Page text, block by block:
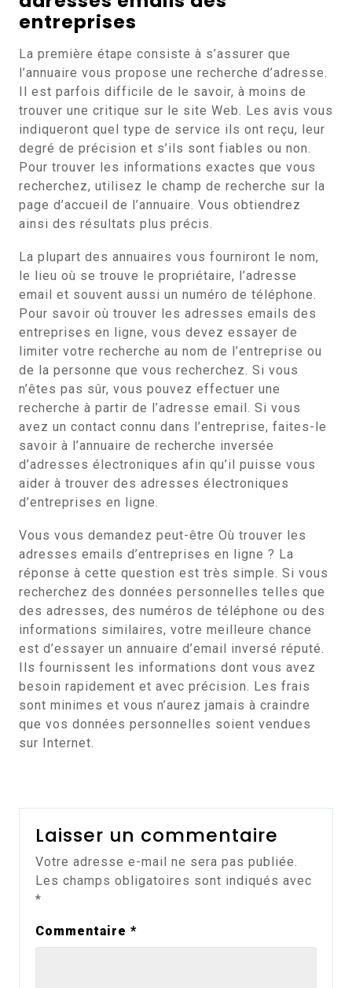
entreprises
La première étape consiste à s’assurer que
l’annuaire vous propose une recherche d’adresse.
Il est parfois difficile de le savoir, à moins de
trouver une critique sur le site Web. Les avis vous
indiqueront quel type de service ils ont reçu, leur
degré de précision et s’ils sont fiables ou non.
Pour trouver les informations exactes que vous
recherchez, utilisez le champ de recherche sur la
page d’accueil de l’annuaire. Vous obtiendrez
ainsi des résultats plus précis.
La plupart des annuaires vous fourniront le nom,
le lieu où se trouve le propriétaire, l’adresse
email et souvent aussi un numéro de téléphone.
Pour savoir où trouver les adresses emails des
entreprises en ligne, vous devez essayer de
limiter votre recherche au nom de l’entreprise ou
de la personne que vous recherchez. Si vous
n’êtes pas sûr, vous pouvez effectuer une
recherche à partir de l’adresse email. Si vous
avez un contact connu dans l’entreprise, faites-le
savoir à l’annuaire de recherche inversée
d’adresses électroniques afin qu’il puisse vous
aider à trouver des adresses électroniques
d’entreprises en ligne.
Vous vous demandez peut-être Où trouver les
adresses emails d’entreprises en ligne ? La
réponse à cette question est très simple. Si vous
recherchez des données personnelles telles que
des adresses, des numéros de téléphone ou des
informations similaires, votre meilleure chance
est d’essayer un annuaire d’email inversé réputé.
Ils fournissent les informations dont vous avez
besoin rapidement et avec précision. Les frais
sont minimes et vous n’aurez jamais à craindre
que vos données personnelles soient vendues
sur Internet.
Laisser un commentaire
Votre adresse e-mail ne sera pas publiée.
Les champs obligatoires sont indiqués avec
*
Commentaire *